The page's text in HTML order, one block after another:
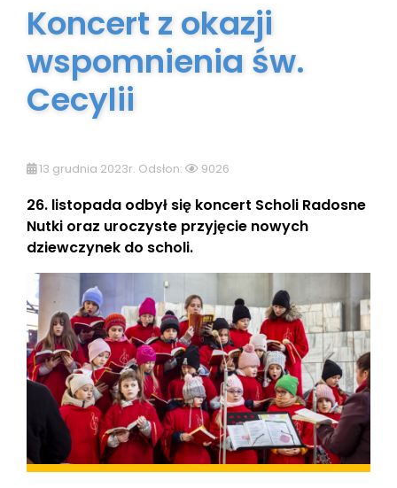
Koncert z okazji
wspomnienia św.
Cecylii
13 grudnia 2023r. Odsłon: 9026
26. listopada odbył się koncert Scholi Radosne
Nutki oraz uroczyste przyjęcie nowych
dziewczynek do scholi.